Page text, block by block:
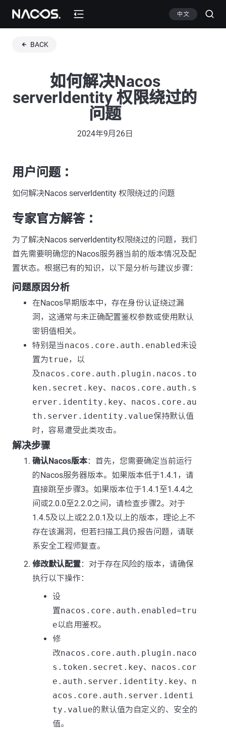
中文
BACK
如何解决Nacos
serverIdentity 权限绕过的
问题
2024年9月26日
用户问题 ：
如何解决Nacos serverIdentity 权限绕过的问题
专家官方解答 ：
为了解决Nacos serverIdentity权限绕过的问题，我们
首先需要明确您的Nacos服务器当前的版本情况及配
置状态。根据已有的知识，以下是分析与建议步骤：
问题原因分析
在Nacos早期版本中，存在身份认证绕过漏
洞，这通常与未正确配置鉴权参数或使用默认
密钥值相关。
特别是当nacos.core.auth.enabled未设
置为true，以
及nacos.core.auth.plugin.nacos.to
ken.secret.key、 nacos.core.auth.s
erver.identity.key、 nacos.core.au
th.server.identity.value保持默认值
时，容易遭受此类攻击。
解决步骤
确认Nacos版本：首先，您需要确定当前运行
的Nacos服务器版本。如果版本低于1.4.1，请
直接跳至步骤3。如果版本位于1.4.1至1.4.4之
间或2.0.0至2.2.0之间，请检查步骤2。对于
1.4.5及以上或2.2.0.1及以上的版本，理论上不
存在该漏洞，但若扫描工具仍报告问题，请联
系安全工程师复查。
修改默认配置：对于存在风险的版本，请确保
执行以下操作：
设
置nacos.core.auth.enabled=tru
e以启用鉴权。
修
改nacos.core.auth.plugin.naco
s.token.secret.key、 nacos.cor
e.auth.server.identity.key、 n
acos.core.auth.server.identi
ty.value的默认值为自定义的、安全的
值。